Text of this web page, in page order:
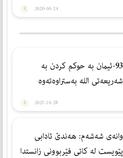
2026-06-24
93-ئیمان بە حوکم کردن بە
شەریعەتی اللە بەستراوەتەوە
2023-10-28
وانه‌ی شه‌شه‌م: هه‌ندێ ئادابی
پێویست له‌ كاتی فێربوونی زانستدا